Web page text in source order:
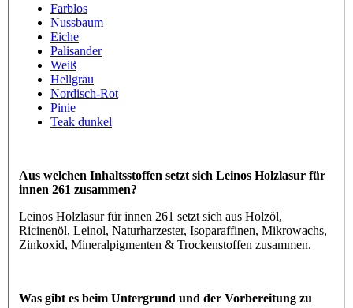
Farblos
Nussbaum
Eiche
Palisander
Weiß
Hellgrau
Nordisch-Rot
Pinie
Teak dunkel
Aus welchen Inhaltsstoffen setzt sich Leinos Holzlasur für
innen 261 zusammen?
Leinos Holzlasur für innen 261 setzt sich aus Holzöl,
Ricinenöl, Leinol, Naturharzester, Isoparaffinen, Mikrowachs,
Zinkoxid, Mineralpigmenten & Trockenstoffen zusammen.
Was gibt es beim Untergrund und der Vorbereitung zu